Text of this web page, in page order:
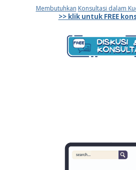
Membutuhkan Konsultasi dalam
>> klik untuk FREE